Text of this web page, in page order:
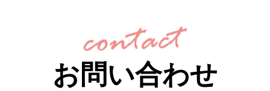
お問い合わせ